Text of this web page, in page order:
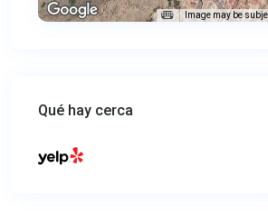
Image may be
Qué hay cerca